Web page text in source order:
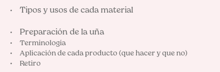
• Tipos y usos de cada material
• Preparación de la uña
•     Terminología
•     Aplicación de cada producto (que hacer y que no)
•     Retiro